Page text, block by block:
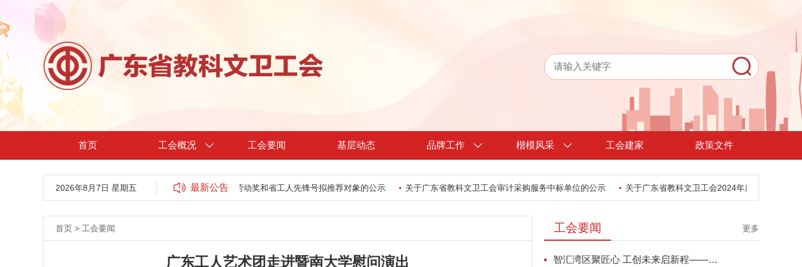
首页 工会概况 工会要闻 基层动态 品牌工作 楷模风采 工会建家 政策文件
2026年8月7日 星期五 最新公告
关于广东省教科文卫工会2024年省五一劳动奖和省工人先锋号拟推荐对象的公示 关于广东省教科文卫工会审计采购服务中标单位的公示 关于广东省教科文卫工会2024年度经审邀请询价的公告
首页 > 工会要闻
广东工人艺术团走进暨南大学慰问演出
工会要闻 更多
智汇湾区聚匠心 工创未来启新程——2026年“引智助企”示范活动暨深化“劳模工匠进万企” 专项行动东莞盛大启幕